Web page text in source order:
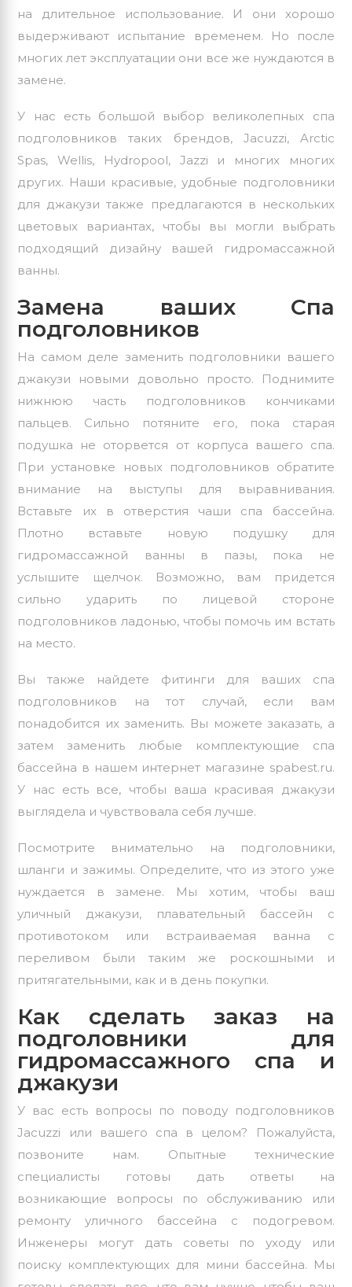
на длительное использование. И они хорошо
выдерживают испытание временем. Но после
многих лет эксплуатации они все же нуждаются в
замене.
У нас есть большой выбор великолепных спа
подголовников таких брендов, Jacuzzi, Arctic
Spas, Wellis, Hydropool, Jazzi и многих многих
других. Наши красивые, удобные подголовники
для джакузи также предлагаются в нескольких
цветовых вариантах, чтобы вы могли выбрать
подходящий дизайну вашей гидромассажной
ванны.
Замена ваших Спа
подголовников
На самом деле заменить подголовники вашего
джакузи новыми довольно просто. Поднимите
нижнюю часть подголовников кончиками
пальцев. Сильно потяните его, пока старая
подушка не оторвется от корпуса вашего спа.
При установке новых подголовников обратите
внимание на выступы для выравнивания.
Вставьте их в отверстия чаши спа бассейна.
Плотно вставьте новую подушку для
гидромассажной ванны в пазы, пока не
услышите щелчок. Возможно, вам придется
сильно ударить по лицевой стороне
подголовников ладонью, чтобы помочь им встать
на место.
Вы также найдете фитинги для ваших спа
подголовников на тот случай, если вам
понадобится их заменить. Вы можете заказать, а
затем заменить любые комплектующие спа
бассейна в нашем интернет магазине spabest.ru.
У нас есть все, чтобы ваша красивая джакузи
выглядела и чувствовала себя лучше.
Посмотрите внимательно на подголовники,
шланги и зажимы. Определите, что из этого уже
нуждается в замене. Мы хотим, чтобы ваш
уличный джакузи, плавательный бассейн с
противотоком или встраиваемая ванна с
переливом были таким же роскошными и
притягательными, как и в день покупки.
Как сделать заказ на
подголовники для
гидромассажного спа и
джакузи
У вас есть вопросы по поводу подголовников
Jacuzzi или вашего спа в целом? Пожалуйста,
позвоните нам. Опытные технические
специалисты готовы дать ответы на
возникающие вопросы по обслуживанию или
ремонту уличного бассейна с подогревом.
Инженеры могут дать советы по уходу или
поиску комплектующих для мини бассейна. Мы